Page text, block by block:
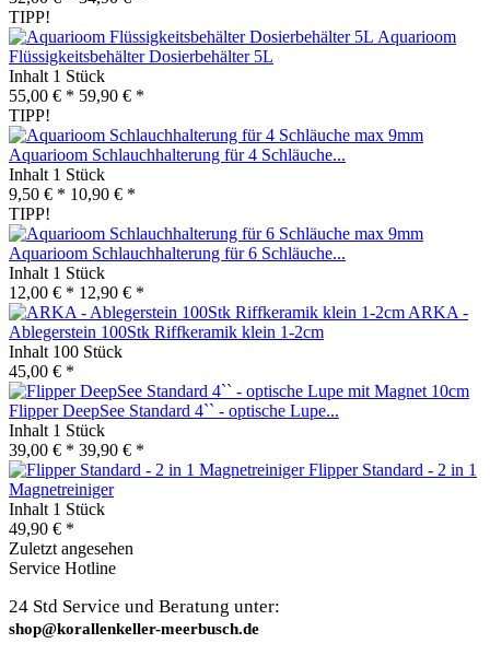
TIPP!
Aquarioom
Flüssigkeitsbehälter Dosierbehälter 5L
Inhalt 1 Stück
55,00 € * 59,90 € *
TIPP!
Aquarioom Schlauchhalterung für 4 Schläuche...
Inhalt 1 Stück
9,50 € * 10,90 € *
TIPP!
Aquarioom Schlauchhalterung für 6 Schläuche...
Inhalt 1 Stück
12,00 € * 12,90 € *
ARKA -
Ablegerstein 100Stk Riffkeramik klein 1-2cm
Inhalt 100 Stück
45,00 € *
Flipper DeepSee Standard 4`` - optische Lupe...
Inhalt 1 Stück
39,00 € * 39,90 € *
Flipper Standard - 2 in 1
Magnetreiniger
Inhalt 1 Stück
49,90 € *
Zuletzt angesehen
Service Hotline
24 Std Service und Beratung unter:
shop@korallenkeller-meerbusch.de